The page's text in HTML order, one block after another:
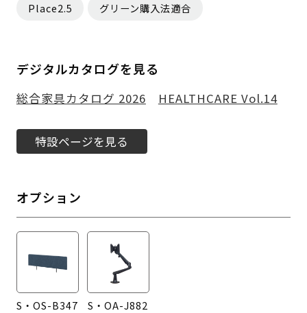
Place2.5 グリーン購入法適合
デジタルカタログを見る
総合家具カタログ 2026 HEALTHCARE Vol.14
特設ページを見る
オプション
S・OS-B347
S・OA-J882